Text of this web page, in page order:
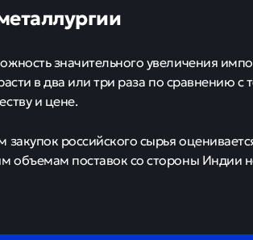
значительного увеличения
в два или три раза по сравнению
и цене.
российского сырья
объемам поставок со стороны Индии